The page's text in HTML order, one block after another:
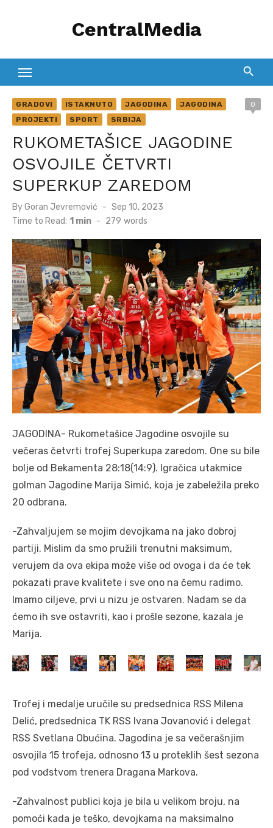
CentralMedia
GRADOVI ISTAKNUTO JAGODINA
JAGODINA
PROJEKTI
SPORT SRBIJA
0
RUKOMETAŠICE JAGODINE
OSVOJILE ČETVRTI
SUPERKUP ZAREDOM
ByGoran Jevremović
Posted
on
Sep 10, 2023
Time to Read: 1 min - 279 words
JAGODINA- Rukometašice Jagodine osvojile su
večeras četvrti trofej Superkupa zaredom. One su bile
bolje od Bekamenta 28:18(14:9). Igračica utakmice
golman Jagodine Marija Simić, koja je zabeležila preko
20 odbrana.
-Zahvaljujem se mojim devojkama na jako dobroj
partiji. Mislim da smo pružili trenutni maksimum,
verujem da ova ekipa može više od ovoga i da će tek
pokazati prave kvalitete i sve ono na čemu radimo.
Imamo ciljeve, prvi u nizu je ostvaren. Nadam se da
ćemo ih sve ostavriti, kao i prošle sezone, kazala je
Marija.
Trofej i medalje uručile su predsednica RSS Milena
Delić, predsednica TK RSS Ivana Jovanović i delegat
RSS Svetlana Obućina. Jagodina je sa večerašnjim
osvojila 15 trofeja, odnosno 13 u proteklih šest sezona
pod vođstvom trenera Dragana Markova.
-Zahvalnost publici koja je bila u velikom broju, na
pomoći kada je teško, devojkama na maksimalno